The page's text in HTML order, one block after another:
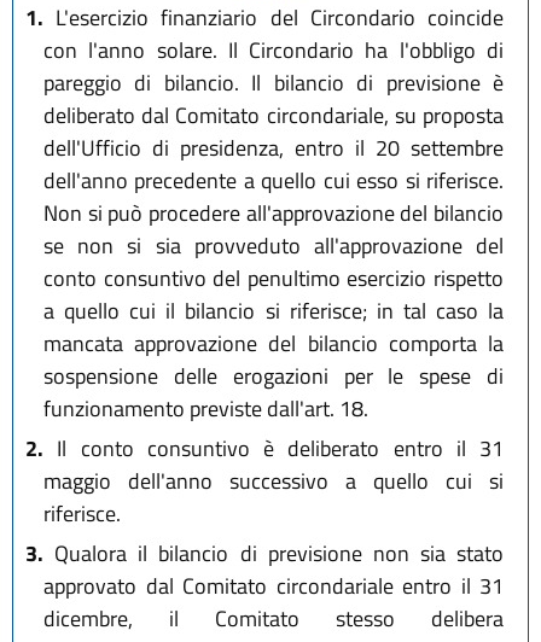
1. L'esercizio finanziario del Circondario coincide
con l'anno solare. Il Circondario ha l'obbligo di
pareggio di bilancio. Il bilancio di previsione è
deliberato dal Comitato circondariale, su proposta
dell'Ufficio di presidenza, entro il 20 settembre
dell'anno precedente a quello cui esso si riferisce.
Non si può procedere all'approvazione del bilancio
se non si sia provveduto all'approvazione del
conto consuntivo del penultimo esercizio rispetto
a quello cui il bilancio si riferisce; in tal caso la
mancata approvazione del bilancio comporta la
sospensione delle erogazioni per le spese di
funzionamento previste dall'art. 18.
2. Il conto consuntivo è deliberato entro il 31
maggio dell'anno successivo a quello cui si
riferisce.
3. Qualora il bilancio di previsione non sia stato
approvato dal Comitato circondariale entro il 31
dicembre, il Comitato stesso delibera